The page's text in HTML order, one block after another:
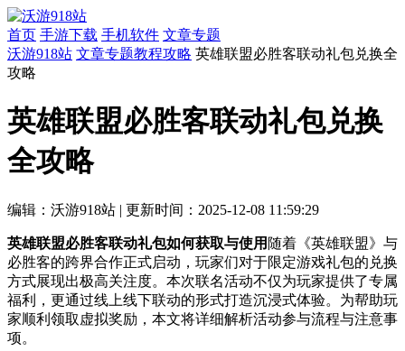
首页 手游下载 手机软件 文章专题
沃游918站 文章专题教程攻略 英雄联盟必胜客联动礼包兑换全
攻略
英雄联盟必胜客联动礼包兑换
全攻略
编辑：沃游918站 | 更新时间：2025-12-08 11:59:29
英雄联盟必胜客联动礼包如何获取与使用 随着《英雄联盟》与
必胜客的跨界合作正式启动，玩家们对于限定游戏礼包的兑换
方式展现出极高关注度。本次联名活动不仅为玩家提供了专属
福利，更通过线上线下联动的形式打造沉浸式体验。为帮助玩
家顺利领取虚拟奖励，本文将详细解析活动参与流程与注意事
项。